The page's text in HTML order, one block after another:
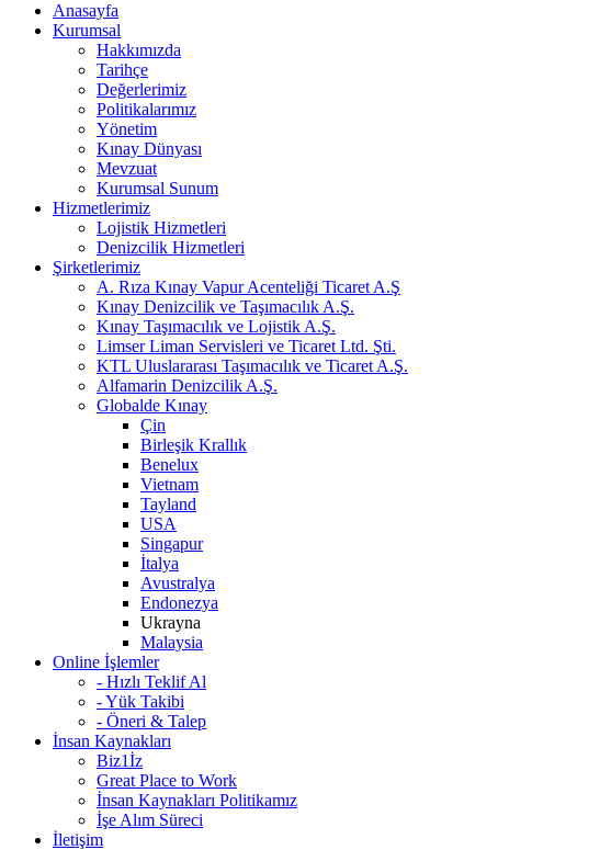
Anasayfa
Kurumsal
Hakkımızda
Tarihçe
Değerlerimiz
Politikalarımız
Yönetim
Kınay Dünyası
Mevzuat
Kurumsal Sunum
Hizmetlerimiz
Lojistik Hizmetleri
Denizcilik Hizmetleri
Şirketlerimiz
A. Rıza Kınay Vapur Acenteliği Ticaret A.Ş
Kınay Denizcilik ve Taşımacılık A.Ş.
Kınay Taşımacılık ve Lojistik A.Ş.
Limser Liman Servisleri ve Ticaret Ltd. Şti.
KTL Uluslararası Taşımacılık ve Ticaret A.Ş.
Alfamarin Denizcilik A.Ş.
Globalde Kınay
Çin
Birleşik Krallık
Benelux
Vietnam
Tayland
USA
Singapur
İtalya
Avustralya
Endonezya
Ukrayna
Malaysia
Online İşlemler
- Hızlı Teklif Al
- Yük Takibi
- Öneri & Talep
İnsan Kaynakları
Biz1İz
Great Place to Work
İnsan Kaynakları Politikamız
İşe Alım Süreci
İletişim